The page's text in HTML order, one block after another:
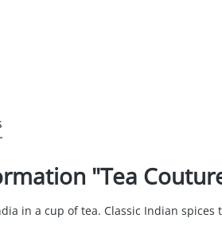
"Tea
in a cup of tea. Classic Indian